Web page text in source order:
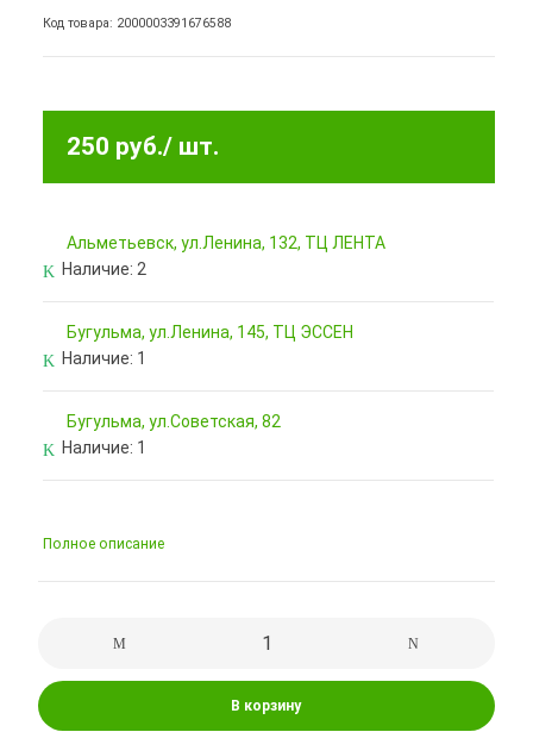
Код товара: 2000003391676588
250 руб./ шт.
Альметьевск, ул.Ленина, 132, ТЦ ЛЕНТА
Наличие: 2
Бугульма, ул.Ленина, 145, ТЦ ЭССЕН
Наличие: 1
Бугульма, ул.Советская, 82
Наличие: 1
Полное описание
В корзину